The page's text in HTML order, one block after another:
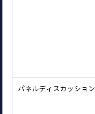
パネルディスカッション